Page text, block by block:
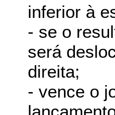
inferior à
- se o
será
direita;
- vence o